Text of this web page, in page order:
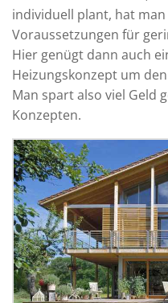
individuell plant, hat
Voraussetzungen für
Hier genügt dann auch
Heizungskonzept um
Man spart also viel Geld
Konzepten.